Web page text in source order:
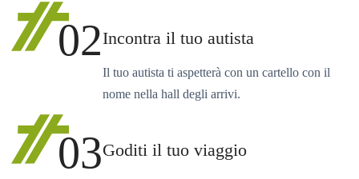
02Incontra il tuo autista
Il tuo autista ti aspetterà con un cartello con il
nome nella hall degli arrivi.
03Goditi il tuo viaggio